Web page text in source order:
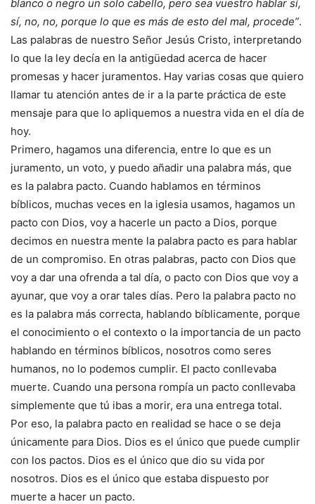
blanco o negro un solo cabello, pero sea vuestro hablar sí,
sí, no, no, porque lo que es más de esto del mal, procede”.
Las palabras de nuestro Señor Jesús Cristo, interpretando
lo que la ley decía en la antigüedad acerca de hacer
promesas y hacer juramentos. Hay varias cosas que quiero
llamar tu atención antes de ir a la parte práctica de este
mensaje para que lo apliquemos a nuestra vida en el día de
hoy.
Primero, hagamos una diferencia, entre lo que es un
juramento, un voto, y puedo añadir una palabra más, que
es la palabra pacto. Cuando hablamos en términos
bíblicos, muchas veces en la iglesia usamos, hagamos un
pacto con Dios, voy a hacerle un pacto a Dios, porque
decimos en nuestra mente la palabra pacto es para hablar
de un compromiso. En otras palabras, pacto con Dios que
voy a dar una ofrenda a tal día, o pacto con Dios que voy a
ayunar, que voy a orar tales días. Pero la palabra pacto no
es la palabra más correcta, hablando bíblicamente, porque
el conocimiento o el contexto o la importancia de un pacto
hablando en términos bíblicos, nosotros como seres
humanos, no lo podemos cumplir. El pacto conllevaba
muerte. Cuando una persona rompía un pacto conllevaba
simplemente que tú ibas a morir, era una entrega total.
Por eso, la palabra pacto en realidad se hace o se deja
únicamente para Dios. Dios es el único que puede cumplir
con los pactos. Dios es el único que dio su vida por
nosotros. Dios es el único que estaba dispuesto por
muerte a hacer un pacto.